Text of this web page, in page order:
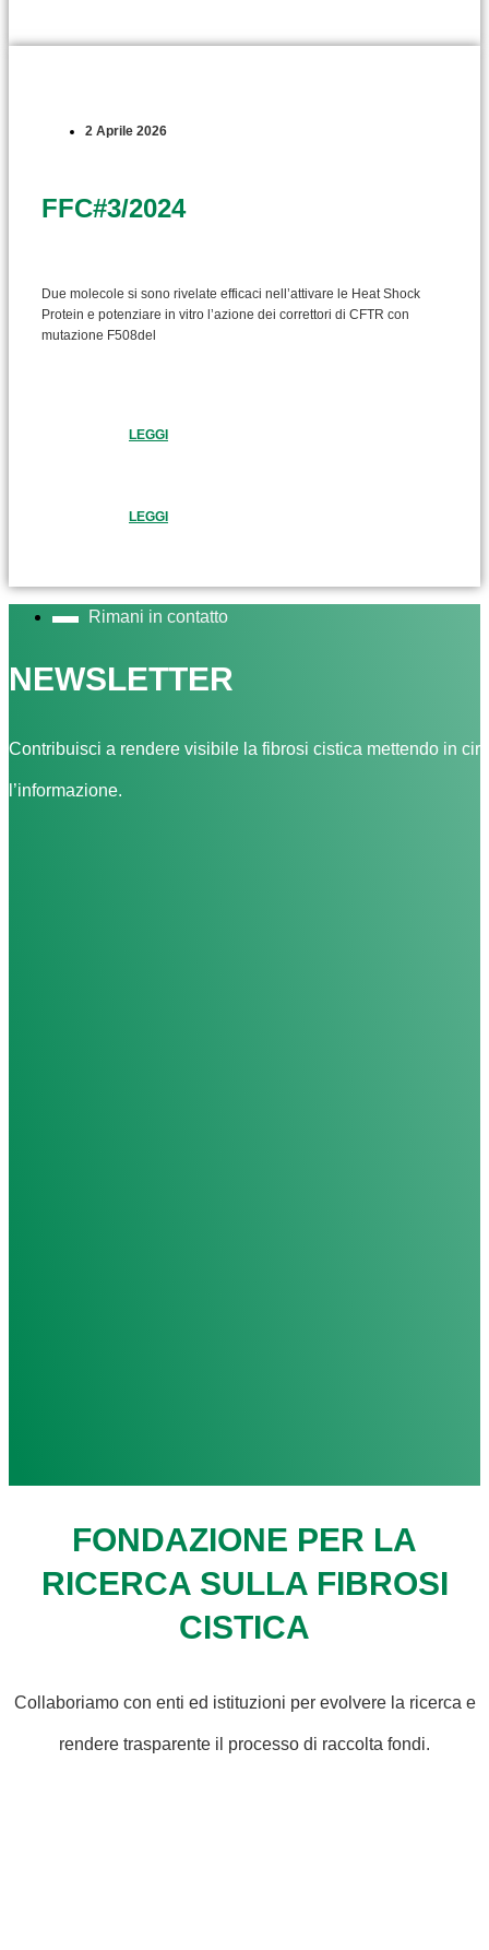
2 Aprile 2026
FFC#3/2024
Due molecole si sono rivelate efficaci nell’attivare le Heat Shock
Protein e potenziare in vitro l’azione dei correttori di CFTR con
mutazione F508del
LEGGI
LEGGI
Rimani in contatto
NEWSLETTER
Contribuisci a rendere visibile la fibrosi cistica mettendo in
l’informazione.
FONDAZIONE PER LA
RICERCA SULLA FIBROSI
CISTICA
Collaboriamo con enti ed istituzioni per evolvere la ricerca e
rendere trasparente il processo di raccolta fondi.